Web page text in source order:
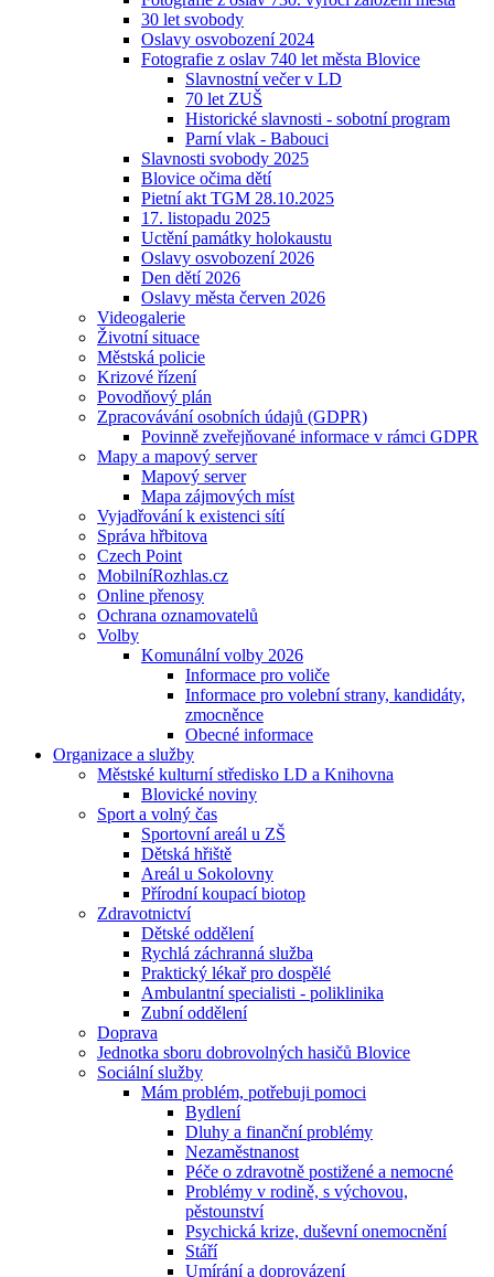
30 let svobody
Oslavy osvobození 2024
Fotografie z oslav 740 let města Blovice
Slavnostní večer v LD
70 let ZUŠ
Historické slavnosti - sobotní program
Parní vlak - Babouci
Slavnosti svobody 2025
Blovice očima dětí
Pietní akt TGM 28.10.2025
17. listopadu 2025
Uctění památky holokaustu
Oslavy osvobození 2026
Den dětí 2026
Oslavy města červen 2026
Videogalerie
Životní situace
Městská policie
Krizové řízení
Povodňový plán
Zpracovávání osobních údajů (GDPR)
Povinně zveřejňované informace v rámci GDPR
Mapy a mapový server
Mapový server
Mapa zájmových míst
Vyjadřování k existenci sítí
Správa hřbitova
Czech Point
MobilníRozhlas.cz
Online přenosy
Ochrana oznamovatelů
Volby
Komunální volby 2026
Informace pro voliče
Informace pro volební strany, kandidáty,
zmocněnce
Obecné informace
Organizace a služby
Městské kulturní středisko LD a Knihovna
Blovické noviny
Sport a volný čas
Sportovní areál u ZŠ
Dětská hřiště
Areál u Sokolovny
Přírodní koupací biotop
Zdravotnictví
Dětské oddělení
Rychlá záchranná služba
Praktický lékař pro dospělé
Ambulantní specialisti - poliklinika
Zubní oddělení
Doprava
Jednotka sboru dobrovolných hasičů Blovice
Sociální služby
Mám problém, potřebuji pomoci
Bydlení
Dluhy a finanční problémy
Nezaměstnanost
Péče o zdravotně postižené a nemocné
Problémy v rodině, s výchovou,
pěstounství
Psychická krize, duševní onemocnění
Stáří
Umírání a doprovázení